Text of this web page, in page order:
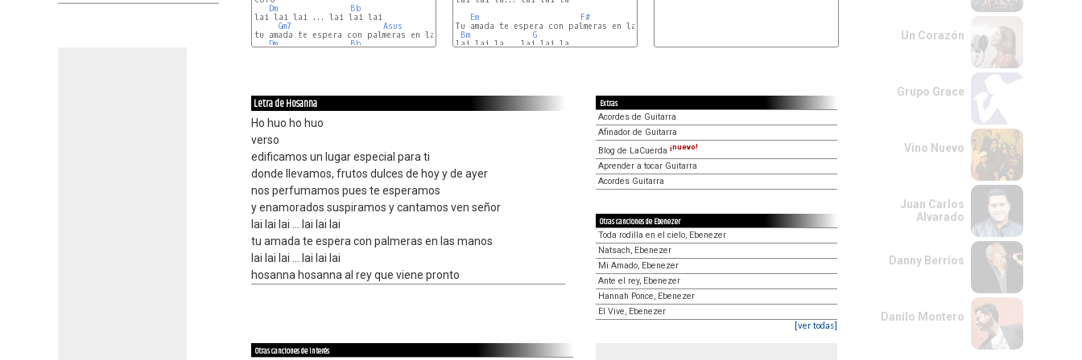
Dm
Bb
lai lai lai ... lai lai lai
Gm7
Asus
Asus
tu amada te espera con palmeras en las manos
Dm
Bb
Em
F#
Tu amada te espera con palmeras en las manos
Bm
G
lai lai la... lai lai la
Letra de Hosanna
Ho huo ho huo
verso
edificamos un lugar especial para ti
donde llevamos, frutos dulces de hoy y de ayer
nos perfumamos pues te esperamos
y enamorados suspiramos y cantamos ven señor
lai lai lai ... lai lai lai
tu amada te espera con palmeras en las manos
lai lai lai ... lai lai lai
hosanna hosanna al rey que viene pronto
Extras
Acordes de Guitarra
Afinador de Guitarra
Blog de LaCuerda ¡nuevo!
Aprender a tocar Guitarra
Acordes Guitarra
Otras canciones de Ebenezer
Toda rodilla en el cielo, Ebenezer
Natsach, Ebenezer
Mi Amado, Ebenezer
Ante el rey, Ebenezer
Hannah Ponce, Ebenezer
El Vive, Ebenezer
[ver todas]
Otras canciones de interés
Un Corazón
Grupo Grace
Vino Nuevo
Juan Carlos
Alvarado
Danny Berríos
Danilo Montero